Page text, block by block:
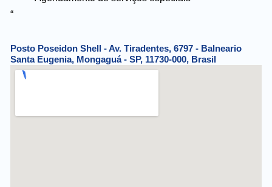
“
Posto Poseidon Shell - Av. Tiradentes, 6797 - Balneario
Santa Eugenia, Mongaguá - SP, 11730-000, Brasil